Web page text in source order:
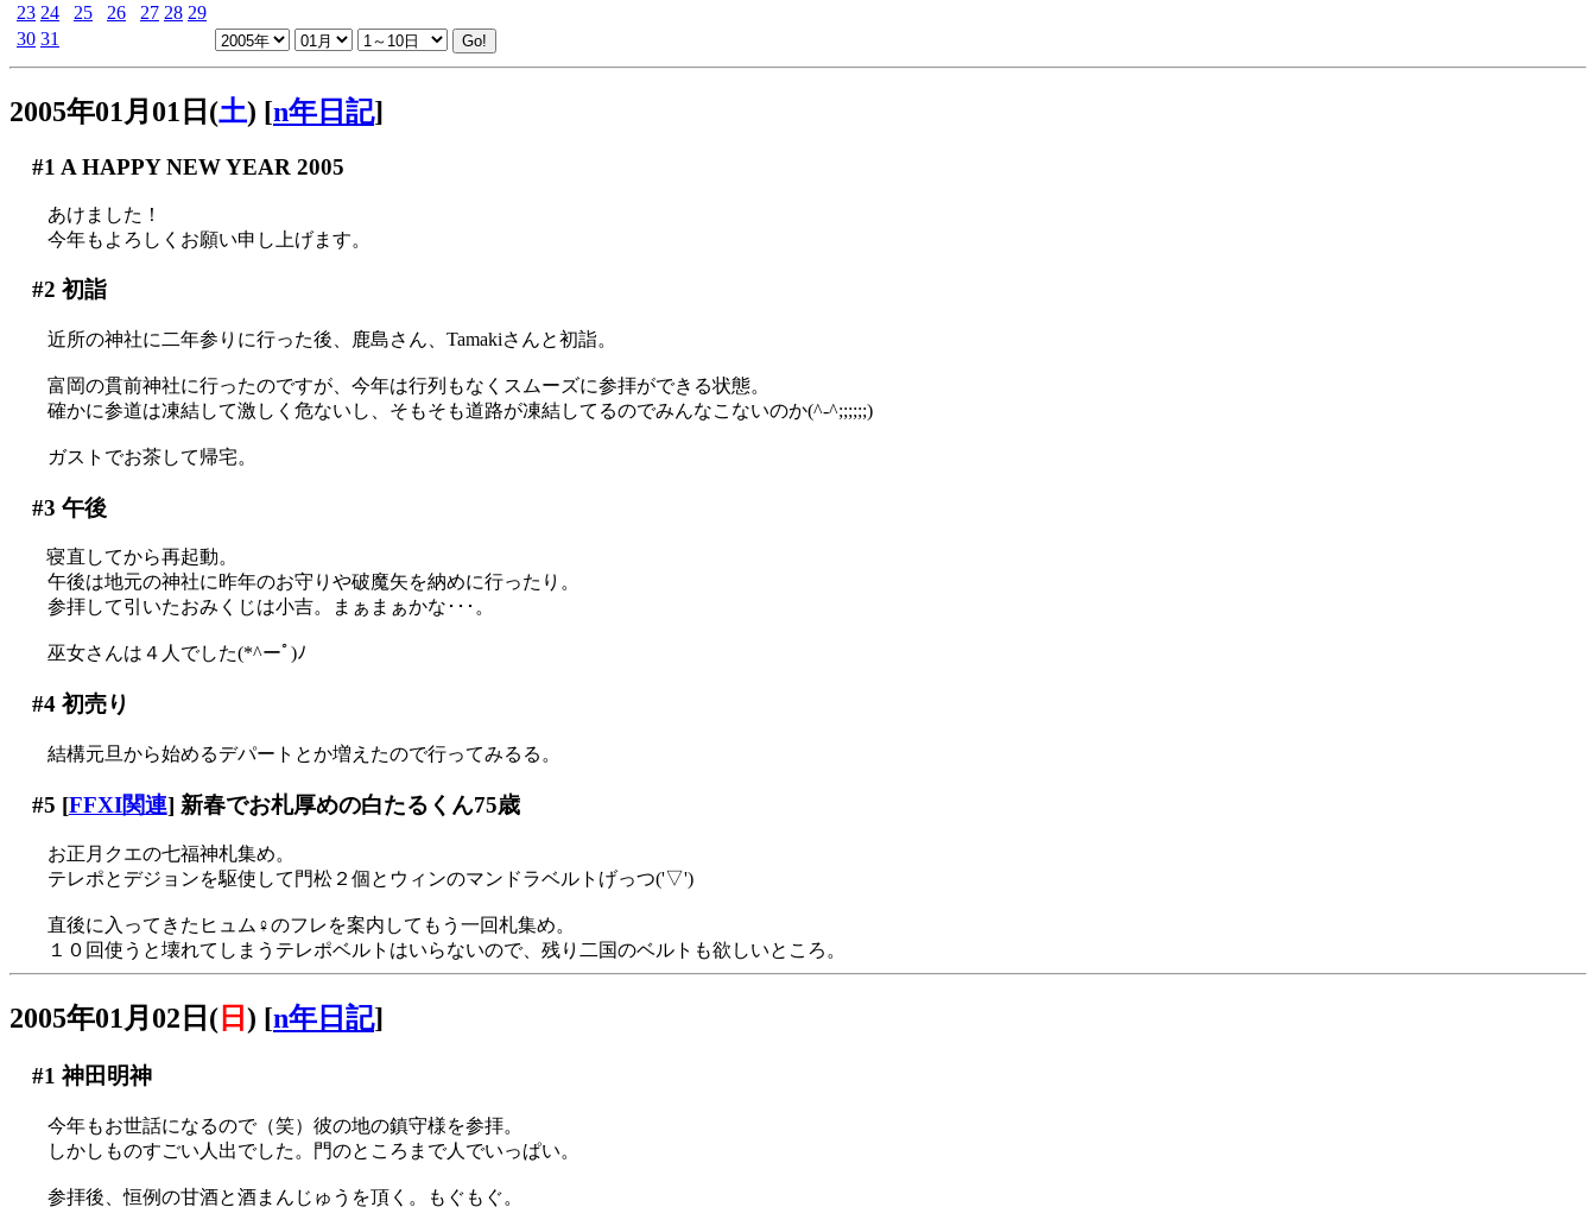
23 24 25 26 27 28 29
30 31
2005年01月01日(土) [n年日記]
#1 A HAPPY NEW YEAR 2005
あけました！
今年もよろしくお願い申し上げます。
#2 初詣
近所の神社に二年参りに行った後、鹿島さん、Tamakiさんと初詣。
富岡の貫前神社に行ったのですが、今年は行列もなくスムーズに参拝ができる状態。
確かに参道は凍結して激しく危ないし、そもそも道路が凍結してるのでみんなこないのか(^-^;;;;;;)
ガストでお茶して帰宅。
#3 午後
寝直してから再起動。
午後は地元の神社に昨年のお守りや破魔矢を納めに行ったり。
参拝して引いたおみくじは小吉。まぁまぁかな･･･。
巫女さんは４人でした(*^ーﾟ)ﾉ
#4初売り
結構元旦から始めるデパートとか増えたので行ってみるる。
#5 [FFXI関連] 新春でお札厚めの白たるくん75歳
お正月クエの七福神札集め。
テレポとデジョンを駆使して門松２個とウィンのマンドラベルトげっつ('▽')
直後に入ってきたヒュム♀のフレを案内してもう一回札集め。
１０回使うと壊れてしまうテレポベルトはいらないので、残り二国のベルトも欲しいところ。
2005年01月02日( 日 ) [n年日記]
#1 神田明神
今年もお世話になるので（笑）彼の地の鎮守様を参拝。
しかしものすごい人出でした。門のところまで人でいっぱい。
参拝後、恒例の甘酒と酒まんじゅうを頂く。もぐもぐ。